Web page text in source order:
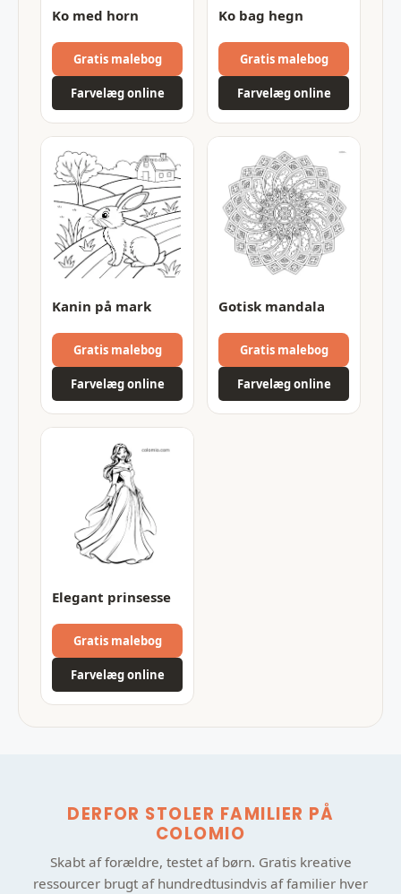
Ko med horn
Gratis malebog
Farvelæg online
Ko bag hegn
Gratis malebog
Farvelæg online
Kanin på mark
Gratis malebog
Farvelæg online
Gotisk mandala
Gratis malebog
Farvelæg online
Elegant prinsesse
Gratis malebog
Farvelæg online
DERFOR STOLER FAMILIER PÅ
COLOMIO
Skabt af forældre, testet af børn. Gratis kreative
ressourcer brugt af hundredtusindvis af familier hver